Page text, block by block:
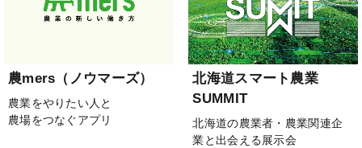
農mers（ノウマーズ）
農業をやりたい人と
農場をつなぐアプリ
北海道スマート農業
SUMMIT
北海道の農業者・農業関連企
業と出会える展示会